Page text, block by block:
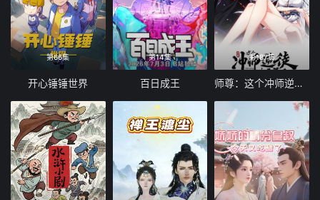
第66集
开心锤锤世界
第14集
百日成王
第187集
师尊：这个冲师逆徒才不是圣子 动态漫画